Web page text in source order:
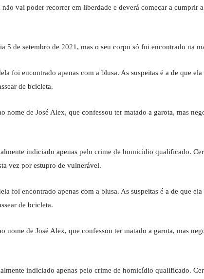
vai poder recorrer em liberdade e deverá começar a cumprir
5 de setembro de 2021, mas o seu corpo só foi encontrado na
foi encontrado apenas com a blusa. As suspeitas é a de que
de bcicleta.
nome de José Alex, que confessou ter matado a garota, mas
indiciado apenas pelo crime de homicídio qualificado.
vez por estupro de vulnerável.
foi encontrado apenas com a blusa. As suspeitas é a de que
de bcicleta.
nome de José Alex, que confessou ter matado a garota, mas
indiciado apenas pelo crime de homicídio qualificado.